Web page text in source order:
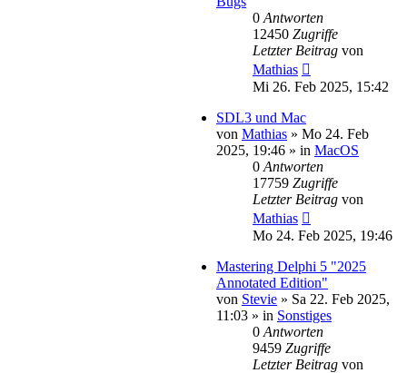
0 Antworten
12450 Zugriffe
Letzter Beitrag von
Mathias
Mi 26. Feb 2025, 15:42
SDL3 und Mac
von Mathias » Mo 24. Feb
2025, 19:46 » in MacOS
0 Antworten
17759 Zugriffe
Letzter Beitrag von
Mathias
Mo 24. Feb 2025, 19:46
Mastering Delphi 5 "2025
Annotated Edition"
von Stevie » Sa 22. Feb 2025,
11:03 » in Sonstiges
0 Antworten
9459 Zugriffe
Letzter Beitrag von